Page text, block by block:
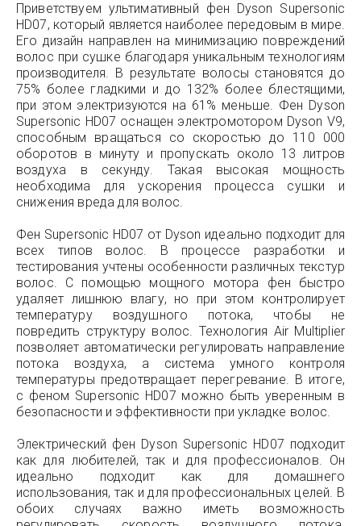
Приветствуем ультимативный фен Dyson Supersonic
HD07, который является наиболее передовым в мире.
Его дизайн направлен на минимизацию повреждений
волос при сушке благодаря уникальным технологиям
производителя. В результате волосы становятся до
75% более гладкими и до 132% более блестящими,
при этом электризуются на 61% меньше. Фен Dyson
Supersonic HD07 оснащен электромотором Dyson V9,
способным вращаться со скоростью до 110 000
оборотов в минуту и пропускать около 13 литров
воздуха в секунду. Такая высокая мощность
необходима для ускорения процесса сушки и
снижения вреда для волос.
Фен Supersonic HD07 от Dyson идеально подходит для
всех типов волос. В процессе разработки и
тестирования учтены особенности различных текстур
волос. С помощью мощного мотора фен быстро
удаляет лишнюю влагу, но при этом контролирует
температуру воздушного потока, чтобы не
повредить структуру волос. Технология Air Multiplier
позволяет автоматически регулировать направление
потока воздуха, а система умного контроля
температуры предотвращает перегревание. В итоге,
с феном Supersonic HD07 можно быть уверенным в
безопасности и эффективности при укладке волос.
Электрический фен Dyson Supersonic HD07 подходит
как для любителей, так и для профессионалов. Он
идеально подходит как для домашнего
использования, так и для профессиональных целей. В
обоих случаях важно иметь возможность